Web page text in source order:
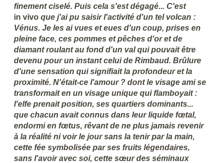
finement ciselé. Puis cela s'est dégagé... C'est
in vivo que j'ai pu saisir l'activité d'un tel volcan :
Vénus. Je les ai vues et eues d'un coup, prises en
pleine face, ces pommes et pêches d'or et de
diamant roulant au fond d'un val qui pouvait être
devenu pour un instant celui de Rimbaud. Brûlure
d'une sensation qui signifiait la profondeur et la
proximité. N'était-ce l'amour ? dont le visage ami se
transformait en un visage unique qui flamboyait :
l'elfe prenait position, ses quartiers dominants...
que chacun avait connus dans leur liquide fœtal,
endormi en fœtus, rêvant de ne plus jamais revenir
à la réalité ni voir le jour sans la tenir par la main,
cette fée symbolisée par ses fruits légendaires,
sans l'avoir avec soi, cette sœur des séminaux